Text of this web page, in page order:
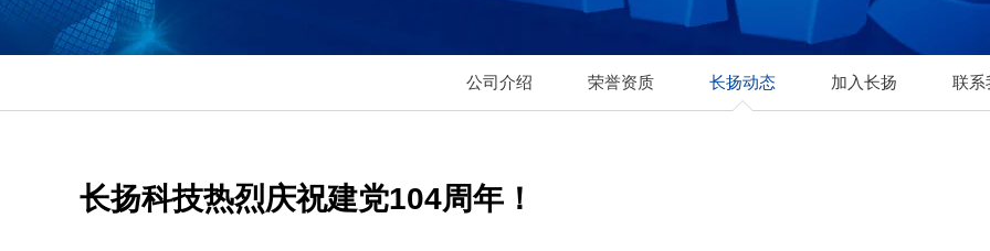
公司介绍 荣誉资质 长扬动态 加入长扬 联系
长扬科技热烈庆祝建党104周年！